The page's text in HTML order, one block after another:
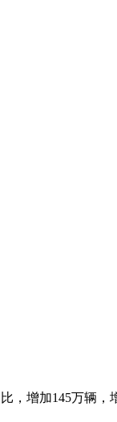
增加145万辆，